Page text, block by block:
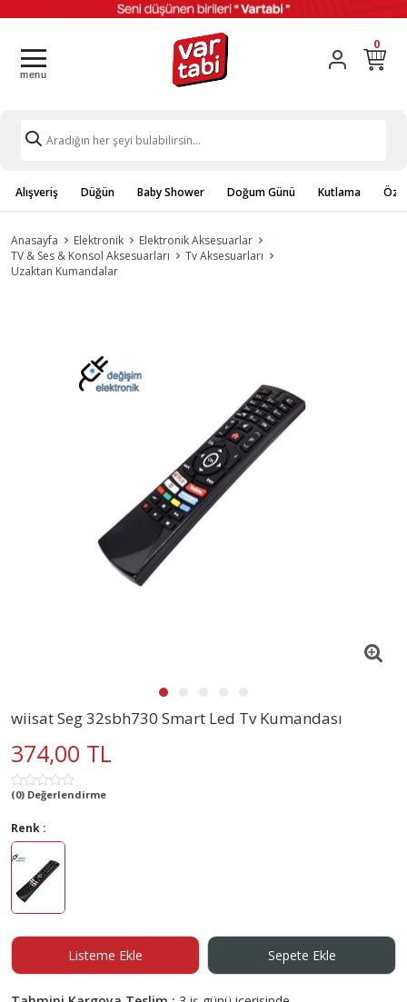
0
Alışveriş Düğün Baby Shower Doğum Günü Kutlama
Anasayfa Elektronik
Elektronik Aksesuarlar
TV & Ses & Konsol Aksesuarları
Tv Aksesuarları
Uzaktan Kumandalar
wiisat Seg 32sbh730 Smart Led Tv Kumandası
374,00 TL
(0) Değerlendirme
Renk :
Listeme Ekle Sepete Ekle